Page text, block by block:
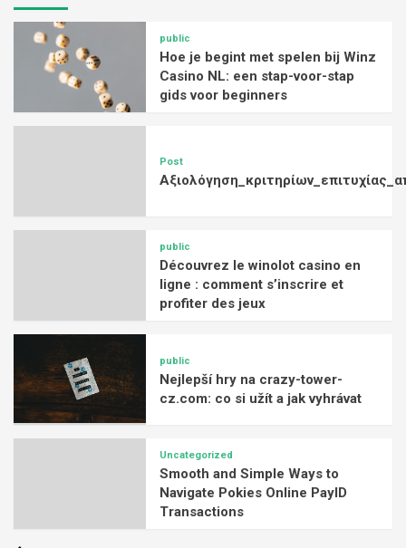
public
Hoe je begint met spelen bij Winz
Casino NL: een stap-voor-stap
gids voor beginners
Post
public
Découvrez le winolot casino en
ligne : comment s’inscrire et
profiter des jeux
public
Nejlepší hry na crazy-tower-
cz.com: co si užít a jak vyhrávat
Uncategorized
Smooth and Simple Ways to
Navigate Pokies Online PayID
Transactions